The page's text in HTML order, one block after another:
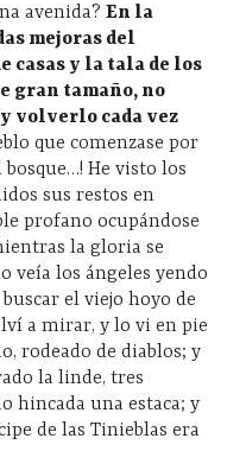
avenida? En la
mejoras del
casas y la tala de los
gran tamaño, no
volverlo cada vez
que comenzase por
He visto los
sus restos en
profano ocupándose
la gloria se
veía los ángeles yendo
el viejo hoyo de
a mirar, y lo vi en pie
rodeado de diablos; y
la linde, tres
hincada una estaca; y
de las Tinieblas era